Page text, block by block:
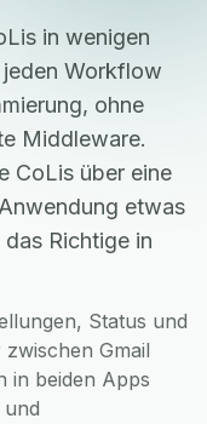
in wenigen
jeden Workflow
ohne
Middleware.
CoLis über eine
etwas
Richtige in
Status und
Gmail
in beiden Apps